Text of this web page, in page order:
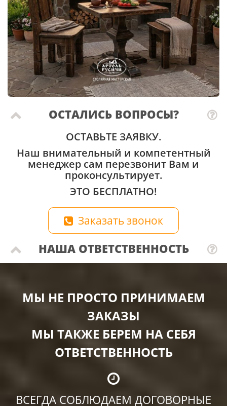
ОСТАЛИСЬ ВОПРОСЫ?
ОСТАВЬТЕ ЗАЯВКУ.
Наш внимательный и компетентный
менеджер сам перезвонит Вам и
проконсультирует.
ЭТО БЕСПЛАТНО!
Заказать звонок
НАША ОТВЕТСТВЕННОСТЬ
МЫ НЕ ПРОСТО ПРИНИМАЕМ
ЗАКАЗЫ
МЫ ТАКЖЕ БЕРЕМ НА СЕБЯ
ОТВЕТСТВЕННОСТЬ
ВСЕГДА СОБЛЮДАЕМ ДОГОВОРНЫЕ